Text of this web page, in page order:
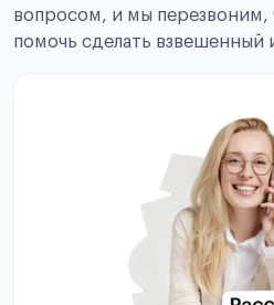
вопросом, и мы перезвоним,
помочь сделать взвешенный